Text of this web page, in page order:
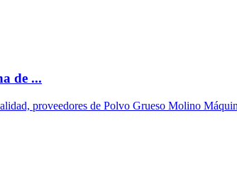
de ...
proveedores de Polvo Grueso Molino